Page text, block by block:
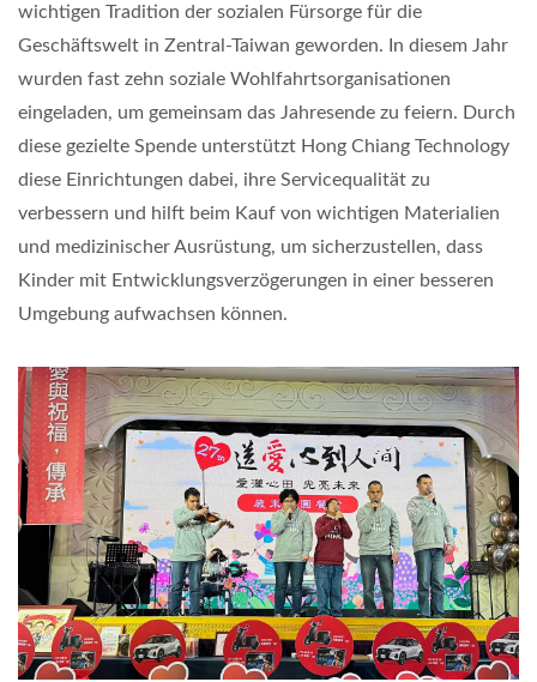
wichtigen Tradition der sozialen Fürsorge für die
Geschäftswelt in Zentral-Taiwan geworden. In diesem Jahr
wurden fast zehn soziale Wohlfahrtsorganisationen
eingeladen, um gemeinsam das Jahresende zu feiern. Durch
diese gezielte Spende unterstützt Hong Chiang Technology
diese Einrichtungen dabei, ihre Servicequalität zu
verbessern und hilft beim Kauf von wichtigen Materialien
und medizinischer Ausrüstung, um sicherzustellen, dass
Kinder mit Entwicklungsverzögerungen in einer besseren
Umgebung aufwachsen können.